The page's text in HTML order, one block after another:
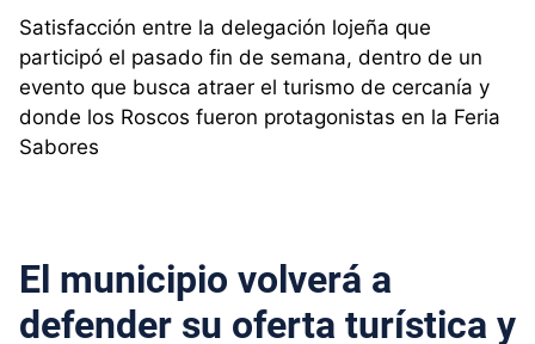
Satisfacción entre la delegación lojeña que
participó el pasado fin de semana, dentro de un
evento que busca atraer el turismo de cercanía y
donde los Roscos fueron protagonistas en la Feria
Sabores
El municipio volverá a
defender su oferta turística y